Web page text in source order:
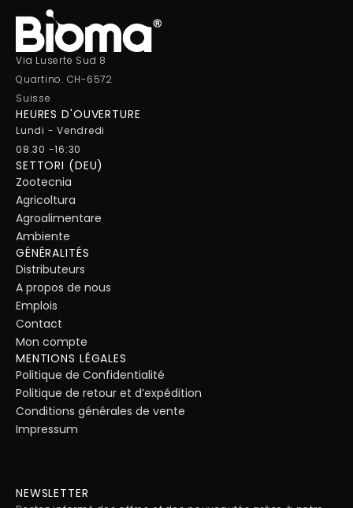
Via Luserte Sud 8
Quartino. CH-6572
Suisse
HEURES D'OUVERTURE
Lundi - Vendredi
08.30 -16:30
SETTORI (DEU)
Zootecnia
Agricoltura
Agroalimentare
Ambiente
GÉNÉRALITÉS
Distributeurs
A propos de nous
Emplois
Contact
Mon compte
MENTIONS LÉGALES
Politique de Confidentialité
Politique de retour et d’expédition
Conditions générales de vente
Impressum
NEWSLETTER